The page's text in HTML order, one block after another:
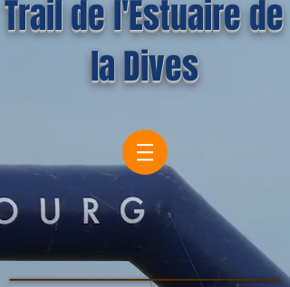
Trail de l'Estuaire de
la Dives